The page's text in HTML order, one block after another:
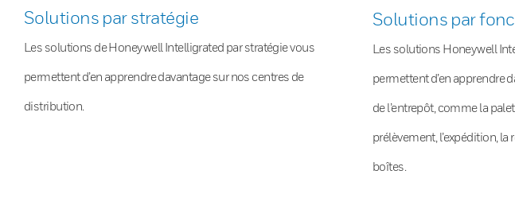
Solutions par stratégie
Les solutions de Honeywell Intelligrated par stratégie vous
permettent d’en apprendre davantage sur nos centres de
distribution.
Solutions par
Les solutions Honeywell
permettent d’en apprendre
de l’entrepôt, comme la
prélèvement, l’expédition,
boîtes.